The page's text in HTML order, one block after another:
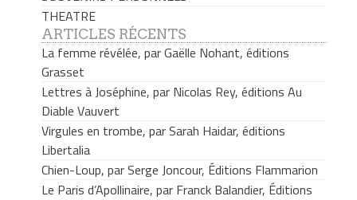
THEATRE
ARTICLES RÉCENTS
La femme révélée, par Gaëlle Nohant, éditions
Grasset
Lettres à Joséphine, par Nicolas Rey, éditions Au
Diable Vauvert
Virgules en trombe, par Sarah Haidar, éditions
Libertalia
Chien-Loup, par Serge Joncour, Éditions Flammarion
Le Paris d’Apollinaire, par Franck Balandier, Éditions